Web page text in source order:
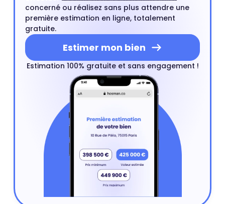
concerné ou réalisez sans plus attendre une
première estimation en ligne, totalement
gratuite.
Estimer mon bien
Estimation 100% gratuite et sans engagement !